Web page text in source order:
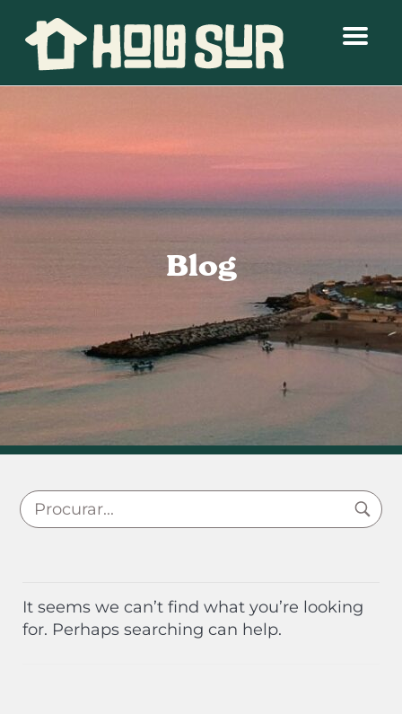
Menú
Blog
It seems we can’t find what you’re looking
for. Perhaps searching can help.